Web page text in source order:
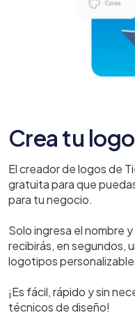
Crea tu
El creador de logos de
gratuita para que
para tu negocio.
Solo ingresa el nombre
recibirás, en segundos,
logotipos
¡Es fácil, rápido y sin
técnicos de diseño!